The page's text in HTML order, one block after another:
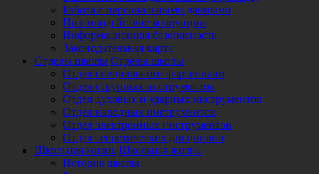
Работа с персональными данными
Противодействие коррупции
Информационная безопасность
Законодательная карта
Отделы школы Отделы школы
Отдел специального фортепиано
Отдел струнных инструментов
Отдел духовых и ударных инструментов
Отдел народных инструментов
Отдел электронных инструментов
Отдел теоретических дисциплин
Школьная жизнь Школьная жизнь
История школы